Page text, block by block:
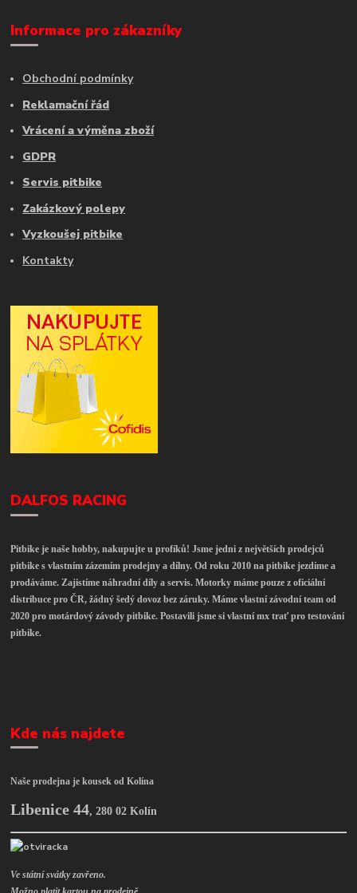
Informace pro zákazníky
Obchodní podmínky
Reklamační řád
Vrácení a výměna zboží
GDPR
Servis pitbike
Zakázkový polepy
Vyzkoušej pitbike
Kontakty
DALFOS RACING
Pitbike je naše hobby, nakupujte u profíků! Jsme jedni z největších prodejců
pitbike s vlastním zázemím prodejny a dílny. Od roku 2010 na pitbike jezdíme a
prodáváme. Zajistíme náhradní díly a servis. Motorky máme pouze z oficiální
distribuce pro ČR, žádný šedý dovoz bez záruky. Máme vlastní závodní team od
2020 pro motárdový závody pitbike. Postavili jsme si vlastní mx trať pro testování
pitbike.
Kde nás najdete
Naše prodejna je kousek od Kolína
Libenice 44,280 02 Kolín
Ve státní svátky zavřeno.